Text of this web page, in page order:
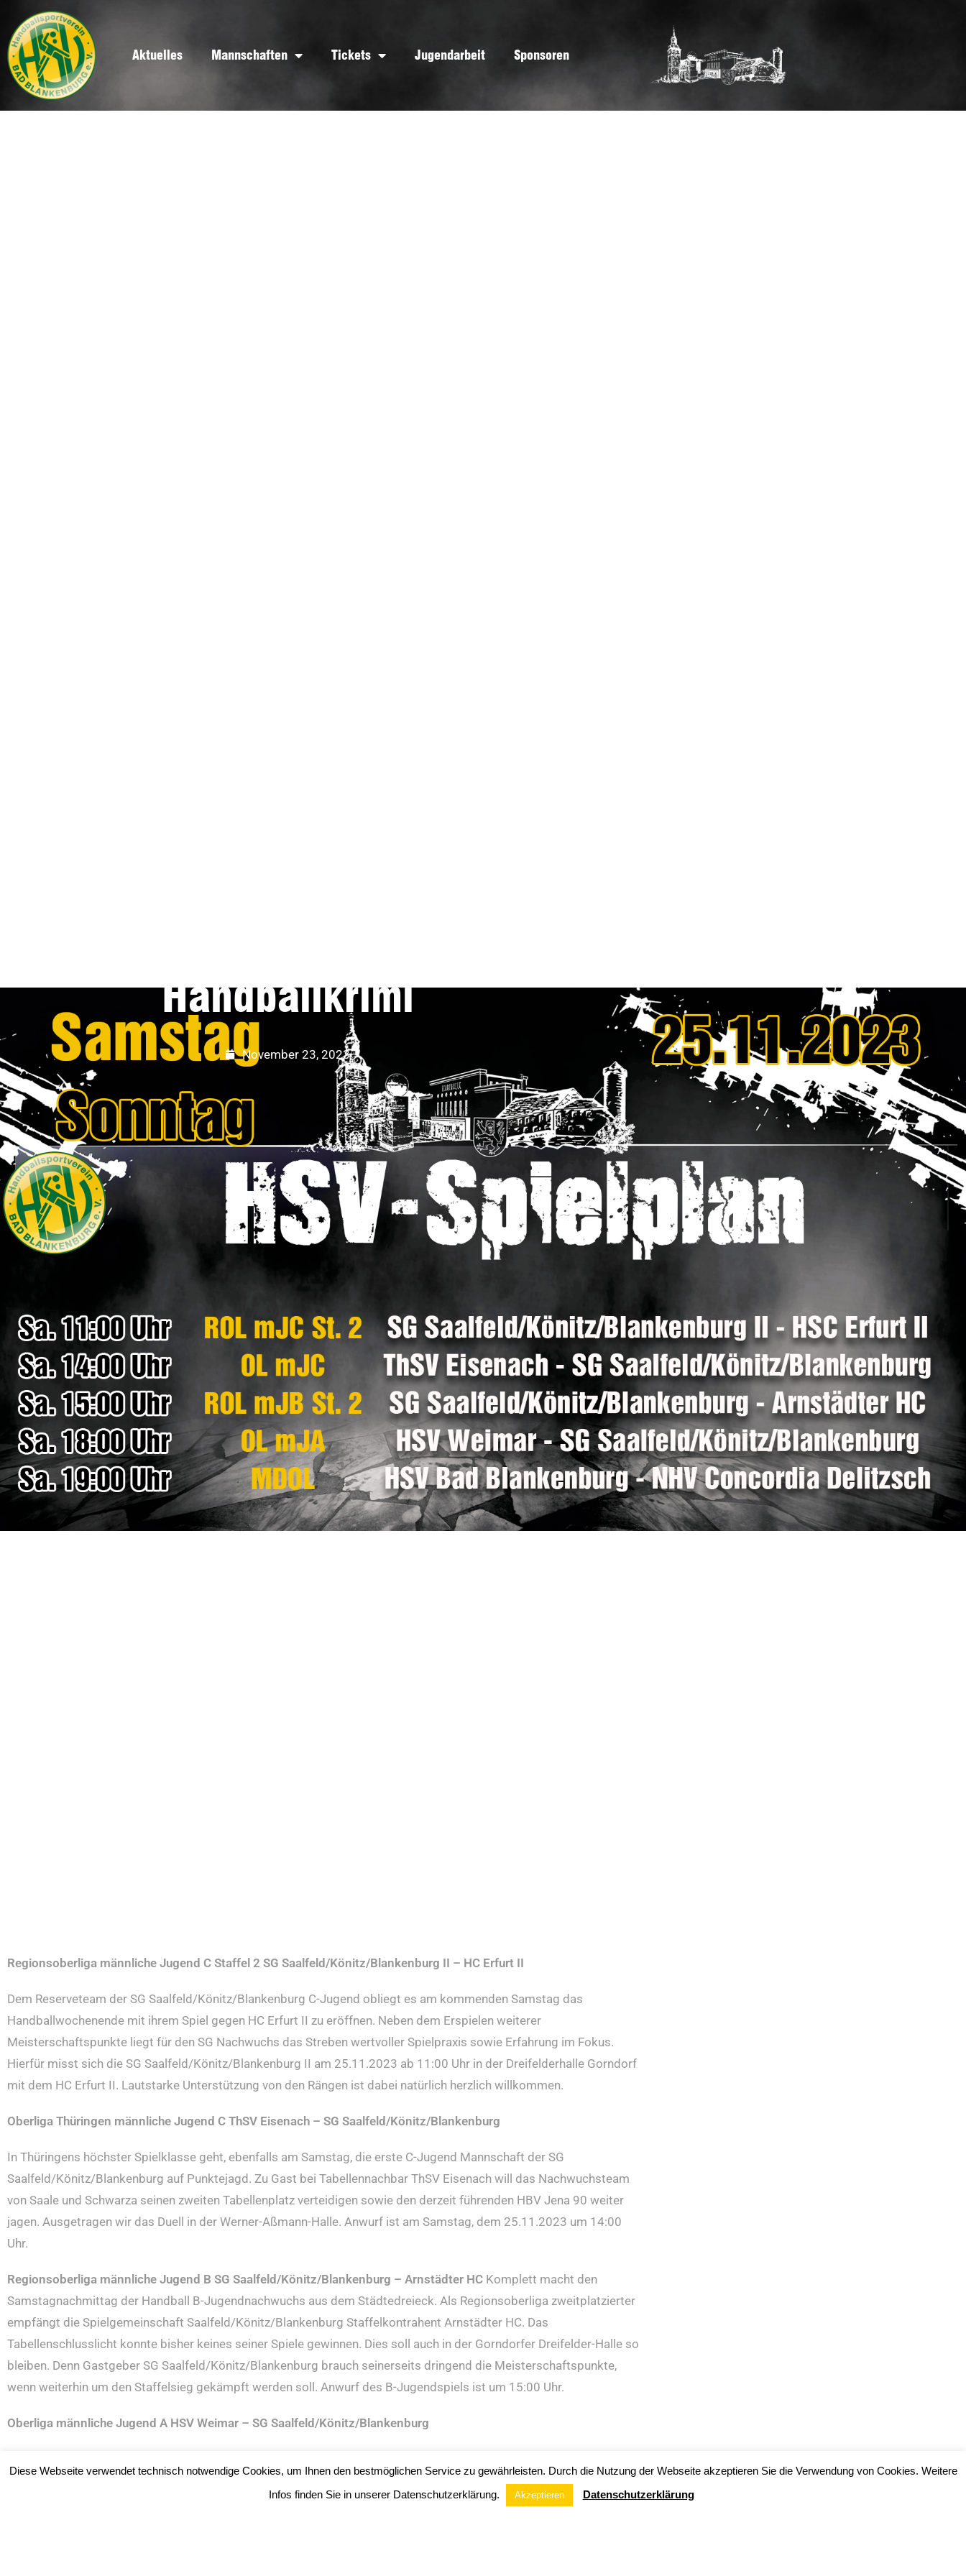
Aktuelles Mannschaften Tickets Jugendarbeit Sponsoren
Handballkrimi
November 23, 2023
Regionsoberliga männliche Jugend C Staffel 2 SG Saalfeld/Könitz/Blankenburg II – HC Erfurt II
Dem Reserveteam der SG Saalfeld/Könitz/Blankenburg C-Jugend obliegt es am kommenden Samstag das
Handballwochenende mit ihrem Spiel gegen HC Erfurt II zu eröffnen. Neben dem Erspielen weiterer
Meisterschaftspunkte liegt für den SG Nachwuchs das Streben wertvoller Spielpraxis sowie Erfahrung im Fokus.
Hierfür misst sich die SG Saalfeld/Könitz/Blankenburg II am 25.11.2023 ab 11:00 Uhr in der Dreifelderhalle Gorndorf
mit dem HC Erfurt II. Lautstarke Unterstützung von den Rängen ist dabei natürlich herzlich willkommen.
Oberliga Thüringen männliche Jugend C ThSV Eisenach – SG Saalfeld/Könitz/Blankenburg
In Thüringens höchster Spielklasse geht, ebenfalls am Samstag, die erste C-Jugend Mannschaft der SG
Saalfeld/Könitz/Blankenburg auf Punktejagd. Zu Gast bei Tabellennachbar ThSV Eisenach will das Nachwuchsteam
von Saale und Schwarza seinen zweiten Tabellenplatz verteidigen sowie den derzeit führenden HBV Jena 90 weiter
jagen. Ausgetragen wir das Duell in der Werner-Aßmann-Halle. Anwurf ist am Samstag, dem 25.11.2023 um 14:00
Uhr.
Regionsoberliga männliche Jugend B SG Saalfeld/Könitz/Blankenburg – Arnstädter HC Komplett macht den
Samstagnachmittag der Handball B-Jugendnachwuchs aus dem Städtedreieck. Als Regionsoberliga zweitplatzierter
empfängt die Spielgemeinschaft Saalfeld/Könitz/Blankenburg Staffelkontrahent Arnstädter HC. Das
Tabellenschlusslicht konnte bisher keines seiner Spiele gewinnen. Dies soll auch in der Gorndorfer Dreifelder-Halle so
bleiben. Denn Gastgeber SG Saalfeld/Könitz/Blankenburg brauch seinerseits dringend die Meisterschaftspunkte,
wenn weiterhin um den Staffelsieg gekämpft werden soll. Anwurf des B-Jugendspiels ist um 15:00 Uhr.
Oberliga männliche Jugend A HSV Weimar – SG Saalfeld/Könitz/Blankenburg
Auftakterfolgen gegen Sömmerda (22:23) und Gera (25:18) führt der Spielplan den drittplatzierten A-Jugend
Nachwuchs aus dem Städtedreieck zum HSV Weimar. Gastgeber HSV Weimar rangiert mit jeweils zwei Siegen sowie
Diese Webseite verwendet technisch notwendige Cookies, um Ihnen den bestmöglichen Service zu gewährleisten. Durch die Nutzung der Webseite akzeptieren Sie die Verwendung von Cookies. Weitere
Infos finden Sie in unserer Datenschutzerklärung.
Akzeptieren Datenschutzerklärung